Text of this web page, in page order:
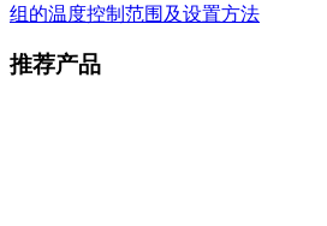
组的温度控制范围及设置方法
推荐产品